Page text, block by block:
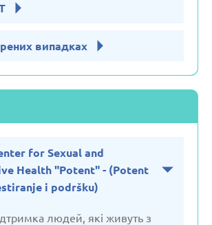
випадках
for Sexual and
Health "Potent" - (Potent
i podršku)
людей, які живуть з